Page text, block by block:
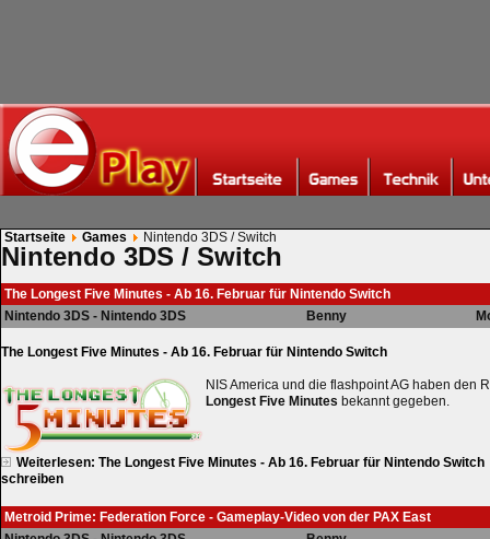
Startseite Games Nintendo 3DS / Switch
Nintendo 3DS / Switch
The Longest Five Minutes - Ab 16. Februar für Nintendo Switch
Nintendo 3DS - Nintendo 3DS
Benny
The Longest Five Minutes - Ab 16. Februar für Nintendo Switch
NIS America und die flashpoint AG haben den
Longest Five Minutes bekannt gegeben.
Weiterlesen: The Longest Five Minutes - Ab 16. Februar für Nintendo Switch
schreiben
Metroid Prime: Federation Force - Gameplay-Video von der PAX East